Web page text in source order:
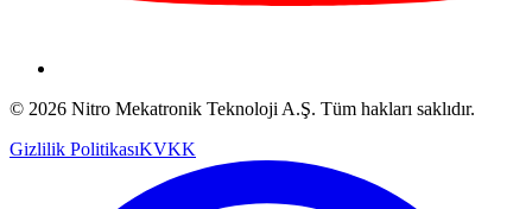
© 2026 Nitro Mekatronik Teknoloji A.Ş. Tüm hakları saklıdır.
Gizlilik PolitikasıKVKK